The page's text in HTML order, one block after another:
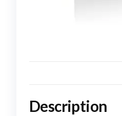
Description